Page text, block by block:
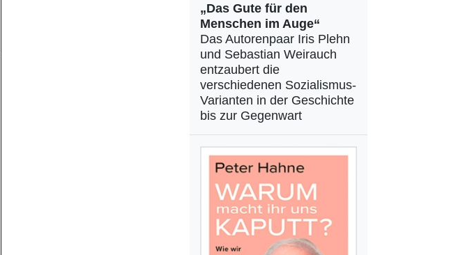
„Das Gute für den
Menschen im Auge“
Das Autorenpaar Iris Plehn
und Sebastian Weirauch
entzaubert die
verschiedenen Sozialismus-
Varianten in der Geschichte
bis zur Gegenwart